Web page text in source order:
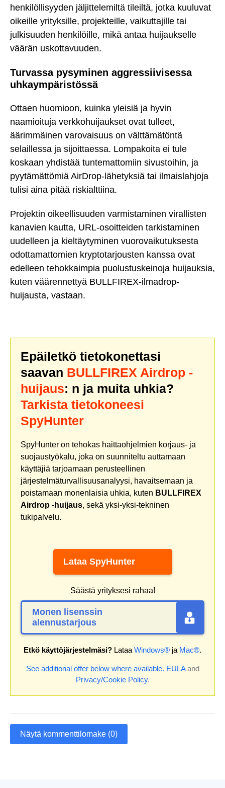
henkilöllisyyden jäljittelemiltä tileiltä, jotka kuuluvat
oikeille yrityksille, projekteille, vaikuttajille tai
julkisuuden henkilöille, mikä antaa huijaukselle
väärän uskottavuuden.
Turvassa pysyminen aggressiivisessa
uhkaympäristössä
Ottaen huomioon, kuinka yleisiä ja hyvin
naamioituja verkkohuijaukset ovat tulleet,
äärimmäinen varovaisuus on välttämätöntä
selaillessa ja sijoittaessa. Lompakoita ei tule
koskaan yhdistää tuntemattomiin sivustoihin, ja
pyytämättömiä AirDrop-lähetyksiä tai ilmaislahjoja
tulisi aina pitää riskialttiina.
Projektin oikeellisuuden varmistaminen virallisten
kanavien kautta, URL-osoitteiden tarkistaminen
uudelleen ja kieltäytyminen vuorovaikutuksesta
odottamattomien kryptotarjousten kanssa ovat
edelleen tehokkaimpia puolustuskeinoja huijauksia,
kuten väärennettyä BULLFIREX-ilmadrop-
huijausta, vastaan.
Epäiletkö tietokonettasi
saavan BULLFIREX Airdrop -
huijaus: n ja muita uhkia?
Tarkista tietokoneesi
SpyHunter
SpyHunter on tehokas haittaohjelmien korjaus- ja
suojaustyökalu, joka on suunniteltu auttamaan
käyttäjiä tarjoamaan perusteellinen
järjestelmäturvallisuusanalyysi, havaitsemaan ja
poistamaan monenlaisia uhkia, kuten BULLFIREX
Airdrop -huijaus, sekä yksi-yksi-tekninen
tukipalvelu.
Lataa SpyHunter
Säästä yrityksesi rahaa!
Monen lisenssin
alennustarjous
Etkö käyttöjärjestelmäsi? Lataa Windows® ja Mac®.
See additional offer below where available. EULAand
Privacy/Cookie Policy.
Näytä kommenttilomake (0)